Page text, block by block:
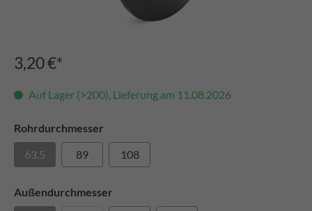
3,20 €*
Auf Lager (>200), Lieferung am 11.08.2026
Rohrdurchmesser
63.5
89 108
Außendurchmesser